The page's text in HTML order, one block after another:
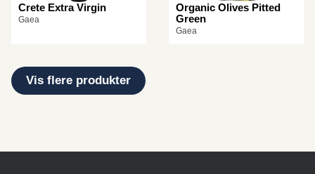
Crete Extra Virgin
Gaea
Organic Olives Pitted
Green
Gaea
Vis flere produkter